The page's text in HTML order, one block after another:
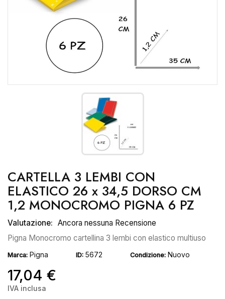
CARTELLA 3 LEMBI CON
ELASTICO 26 x 34,5 DORSO CM
1,2 MONOCROMO PIGNA 6 PZ
Valutazione: Ancora nessuna Recensione
Pigna Monocromo cartellina 3 lembi con elastico multiuso
Marca: Pigna ID: 5672 Condizione: Nuovo
17,04 €
IVA inclusa